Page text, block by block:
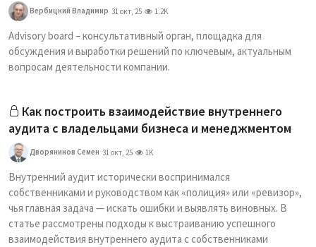
Вербицкий Владимир 31 окт, 25 1.2K
Advisory board – консультативный орган, площадка для
обсуждения и выработки решений по ключевым, актуальным
вопросам деятельности компании.
Как построить взаимодействие внутреннего
аудита с владельцами бизнеса и менеджментом
Дворянинов Семен 31 окт, 25 1K
Внутренний аудит исторически воспринимался
собственниками и руководством как «полиция» или «ревизор»,
чья главная задача — искать ошибки и выявлять виновных. В
статье рассмотрены подходы к выстраиванию успешного
взаимодействия внутреннего аудита с собственниками